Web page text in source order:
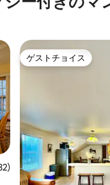
件、5つ星中4.77つ星
ゲストチョイス
ゲストチョイス